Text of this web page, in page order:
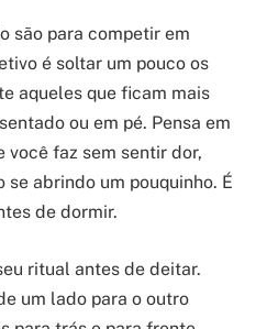
são para competir em
é soltar um pouco os
aqueles que ficam mais
ou em pé. Pensa em
você faz sem sentir dor,
se abrindo um pouquinho. É
de dormir.
ritual antes de deitar.
um lado para o outro